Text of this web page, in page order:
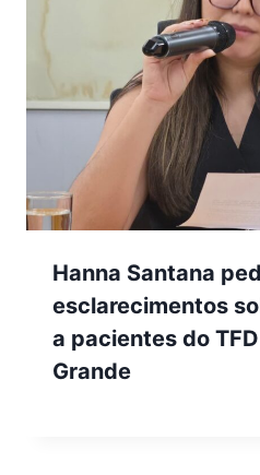
Hanna Santana
esclarecimentos
a pacientes do
Grande